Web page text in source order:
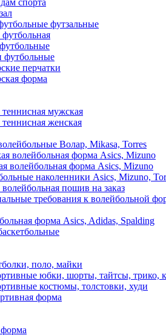
спорта
футзальные
перчатки
форма
мужская
женская
Волар, Mikasa, Torres
волейбольная форма Asics, Mizuno
волейбольная форма Asics, Mizuno
наколенники Asics, Mizuno,
пошив на заказ
требования к волейбольной
форма Asics, Adidas, Spalding
поло, майки
юбки, шорты, тайтсы, трико,
костюмы, толстовки, худи
форма